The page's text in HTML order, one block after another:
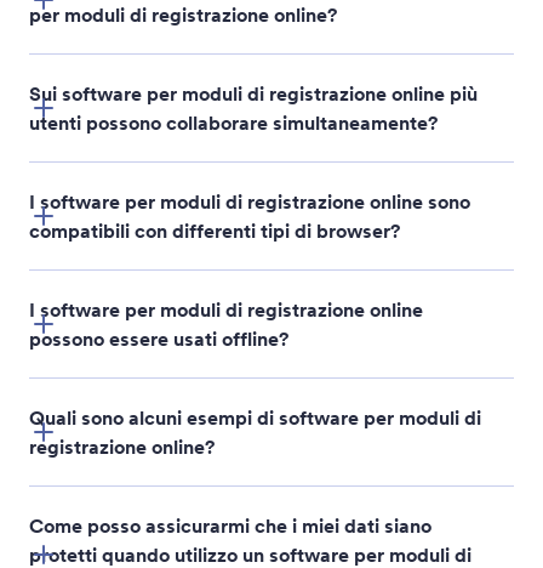
per moduli di registrazione online?
Sui software per moduli di registrazione online più
utenti possono collaborare simultaneamente?
Jotform Teams
I software per moduli di registrazione online sono
compatibili con differenti tipi di browser?
I software per moduli di registrazione online
possono essere usati offline?
Quali sono alcuni esempi di software per moduli di
registrazione online?
Come posso assicurarmi che i miei dati siano
protetti quando utilizzo un software per moduli di